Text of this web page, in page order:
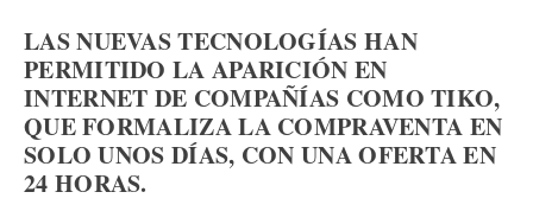
LAS NUEVAS TECNOLOGÍAS HAN
PERMITIDO LA APARICIÓN EN
INTERNET DE COMPAÑÍAS COMO TIKO,
QUE FORMALIZA LA COMPRAVENTA EN
SOLO UNOS DÍAS, CON UNA OFERTA EN
24 HORAS.